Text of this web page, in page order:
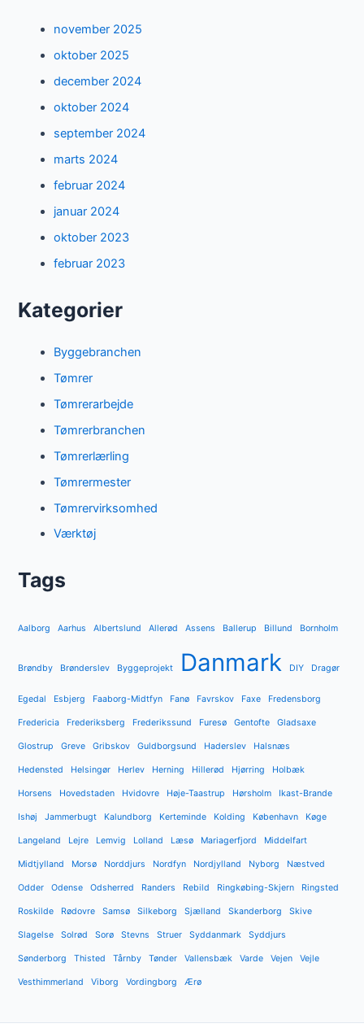
november 2025
oktober 2025
december 2024
oktober 2024
september 2024
marts 2024
februar 2024
januar 2024
oktober 2023
februar 2023
Kategorier
Byggebranchen
Tømrer
Tømrerarbejde
Tømrerbranchen
Tømrerlærling
Tømrermester
Tømrervirksomhed
Værktøj
Tags
Aalborg Aarhus Albertslund Allerød Assens Ballerup Billund Bornholm
Brøndby Brønderslev Byggeprojekt Danmark DIY Dragør
Egedal Esbjerg Faaborg-Midtfyn Fanø Favrskov Faxe Fredensborg
Fredericia Frederiksberg Frederikssund Furesø Gentofte Gladsaxe
Glostrup Greve Gribskov Guldborgsund Haderslev Halsnæs
Hedensted Helsingør Herlev Herning Hillerød Hjørring Holbæk
Horsens Hovedstaden Hvidovre Høje-Taastrup Hørsholm Ikast-Brande
Ishøj Jammerbugt Kalundborg Kerteminde Kolding København Køge
Langeland Lejre Lemvig Lolland Læsø Mariagerfjord Middelfart
Midtjylland Morsø Norddjurs Nordfyn Nordjylland Nyborg Næstved
Odder Odense Odsherred Randers Rebild Ringkøbing-Skjern Ringsted
Roskilde Rødovre Samsø Silkeborg Sjælland Skanderborg Skive
Slagelse Solrød Sorø Stevns Struer Syddanmark Syddjurs
Sønderborg Thisted Tårnby Tønder Vallensbæk Varde Vejen Vejle
Vesthimmerland Viborg Vordingborg Ærø